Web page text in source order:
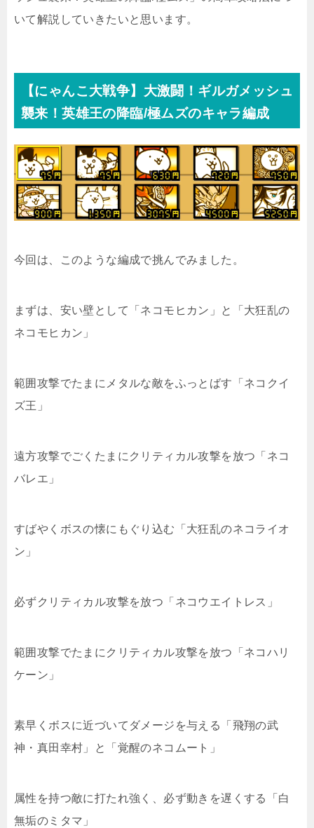
いて解説していきたいと思います。
【にゃんこ大戦争】大激闘！ギルガメッシュ
襲来！英雄王の降臨/極ムズのキャラ編成
今回は、このような編成で挑んでみました。
まずは、安い壁として「ネコモヒカン」と「大狂乱の
ネコモヒカン」
範囲攻撃でたまにメタルな敵をふっとばす「ネコクイ
ズ王」
遠方攻撃でごくたまにクリティカル攻撃を放つ「ネコ
バレエ」
すばやくボスの懐にもぐり込む「大狂乱のネコライオ
ン」
必ずクリティカル攻撃を放つ「ネコウエイトレス」
範囲攻撃でたまにクリティカル攻撃を放つ「ネコハリ
ケーン」
素早くボスに近づいてダメージを与える「飛翔の武
神・真田幸村」と「覚醒のネコムート」
属性を持つ敵に打たれ強く、必ず動きを遅くする「白
無垢のミタマ」